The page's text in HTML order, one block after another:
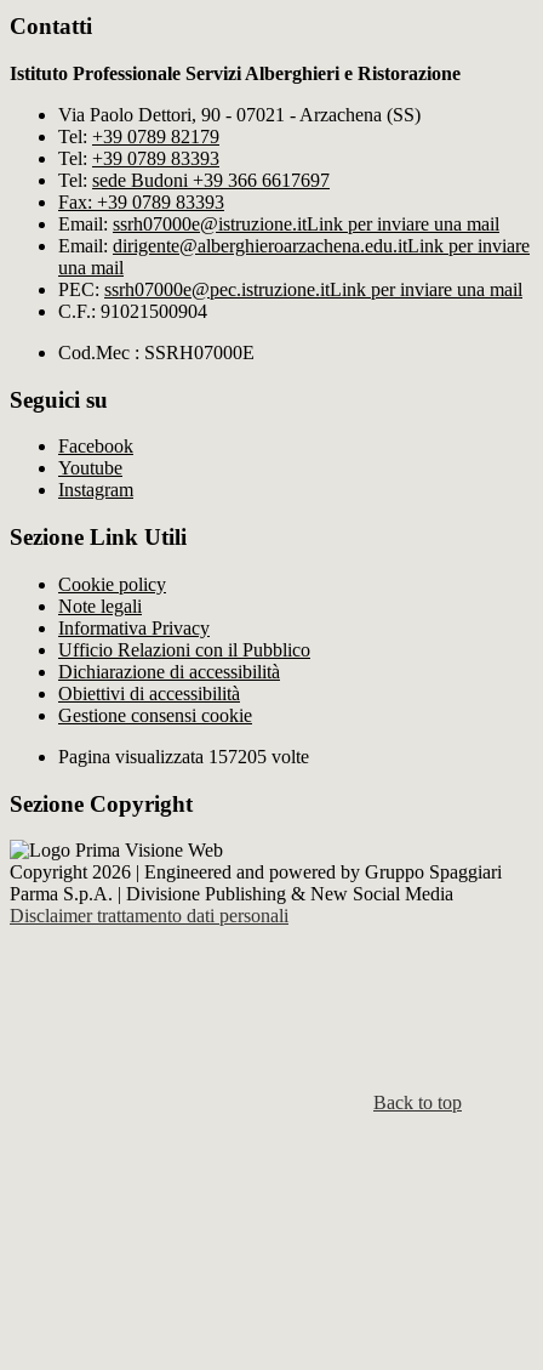
Contatti
Istituto Professionale Servizi Alberghieri e Ristorazione
Via Paolo Dettori, 90 - 07021 - Arzachena (SS)
Tel: +39 0789 82179
Tel: +39 0789 83393
Tel: sede Budoni +39 366 6617697
Fax: +39 0789 83393
Email: ssrh07000e@istruzione.itLink per inviare una mail
Email: dirigente@alberghieroarzachena​.edu.itLink per inviare
una mail
PEC: ssrh07000e@pec.istruzione.itLink per inviare una mail
C.F.: 91021500904
Cod.Mec : SSRH07000E
Seguici su
Facebook
Youtube
Instagram
Sezione Link Utili
Cookie policy
Note legali
Informativa Privacy
Ufficio Relazioni con il Pubblico
Dichiarazione di accessibilità
Obiettivi di accessibilità
Gestione consensi cookie
Pagina visualizzata 157205 volte
Sezione Copyright
Copyright 2026 | Engineered and powered by Gruppo Spaggiari
Parma S.p.A. | Divisione Publishing & New Social Media
Disclaimer trattamento dati personali
Back to top